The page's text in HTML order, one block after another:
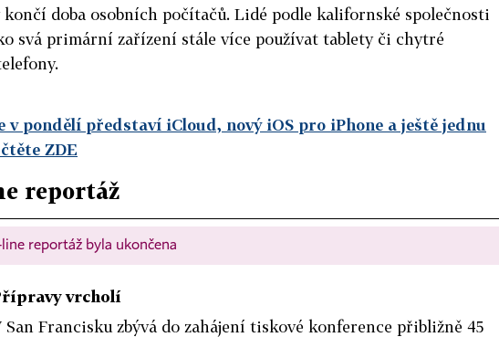
doba osobních počítačů. Lidé podle kalifornské společnosti
svá primární zařízení stále více používat tablety či chytré
v pondělí představí iCloud, nový iOS pro iPhone a ještě jednu
ZDE
reportáž
reportáž byla ukončena
vrcholí
San Francisku zbývá do zahájení tiskové konference přibližně 45